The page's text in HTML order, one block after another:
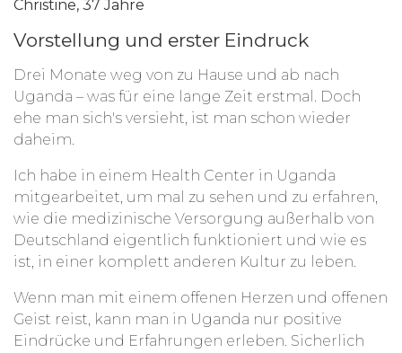
Christine, 37 Jahre
Vorstellung und erster Eindruck
Drei Monate weg von zu Hause und ab nach
Uganda – was für eine lange Zeit erstmal. Doch
ehe man sich's versieht, ist man schon wieder
daheim.
Ich habe in einem Health Center in Uganda
mitgearbeitet, um mal zu sehen und zu erfahren,
wie die medizinische Versorgung außerhalb von
Deutschland eigentlich funktioniert und wie es
ist, in einer komplett anderen Kultur zu leben.
Wenn man mit einem offenen Herzen und offenen
Geist reist, kann man in Uganda nur positive
Eindrücke und Erfahrungen erleben. Sicherlich